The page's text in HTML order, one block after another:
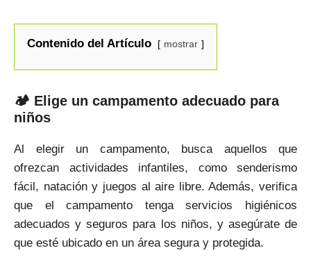
Contenido del Artículo mostrar
🏕 Elige un campamento adecuado para
niños
Al elegir un campamento, busca aquellos que
ofrezcan actividades infantiles, como senderismo
fácil, natación y juegos al aire libre. Además, verifica
que el campamento tenga servicios higiénicos
adecuados y seguros para los niños, y asegúrate de
que esté ubicado en un área segura y protegida.